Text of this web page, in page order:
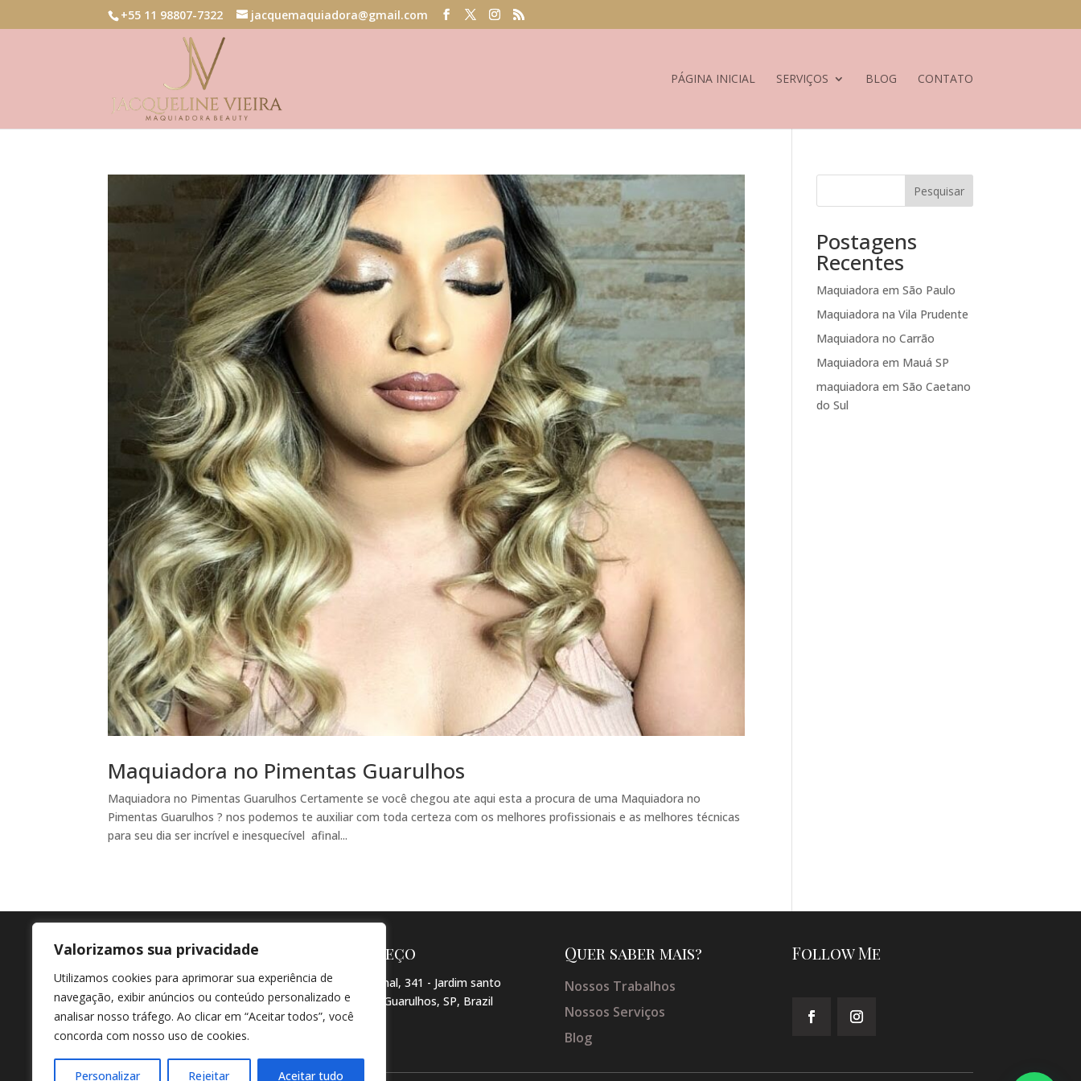
Valorizamos sua privacidade
Utilizamos cookies para aprimorar sua experiência de
navegação, exibir anúncios ou conteúdo personalizado e
analisar nosso tráfego. Ao clicar em “Aceitar todos”, você
concorda com nosso uso de cookies.
Personalizar Rejeitar Aceitar tudo
+55 11 98807-7322 jacquemaquiadora@gmail.com
PÁGINA INICIAL SERVIÇOS BLOG CONTATO
Maquiadora no Pimentas Guarulhos
Maquiadora no Pimentas Guarulhos Certamente se você chegou ate aqui esta a procura de uma Maquiadora no
Pimentas Guarulhos ? nos podemos te auxiliar com toda certeza com os melhores profissionais e as melhores técnicas
para seu dia ser incrível e inesquecível afinal...
Pesquisar
Postagens
Recentes
Maquiadora em São Paulo
Maquiadora na Vila Prudente
Maquiadora no Carrão
Maquiadora em Mauá SP
maquiadora em São Caetano
do Sul
Agende agora
+55 11 98807-7322
Endereço
Av Marginal, 341 - Jardim santo
Afonso , Guarulhos, SP, Brazil
Quer saber mais?
Nossos Trabalhos
Nossos Serviços
Blog
Follow Me